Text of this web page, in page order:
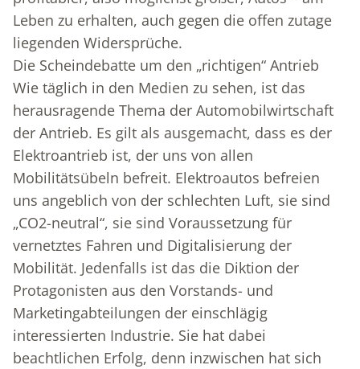
Leben zu erhalten, auch gegen die offen zutage
liegenden Widersprüche.
Die Scheindebatte um den „richtigen“ Antrieb
Wie täglich in den Medien zu sehen, ist das
herausragende Thema der Automobilwirtschaft
der Antrieb. Es gilt als ausgemacht, dass es der
Elektroantrieb ist, der uns von allen
Mobilitätsübeln befreit. Elektroautos befreien
uns angeblich von der schlechten Luft, sie sind
„CO2-neutral“, sie sind Voraussetzung für
vernetztes Fahren und Digitalisierung der
Mobilität. Jedenfalls ist das die Diktion der
Protagonisten aus den Vorstands- und
Marketingabteilungen der einschlägig
interessierten Industrie. Sie hat dabei
beachtlichen Erfolg, denn inzwischen hat sich